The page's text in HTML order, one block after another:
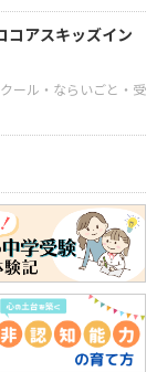
コアスキッズイン
ール・ならいごと・受